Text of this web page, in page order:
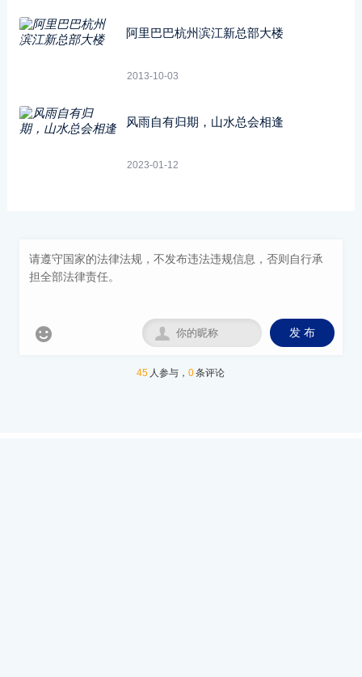
阿里巴巴杭州滨江新总部大楼
2013-10-03
风雨自有归期，山水总会相逢
2023-01-12
 发 布

45 人参与，0条评论